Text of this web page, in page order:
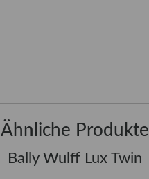
Ähnliche Produkte
Bally Wulff Lux Twin